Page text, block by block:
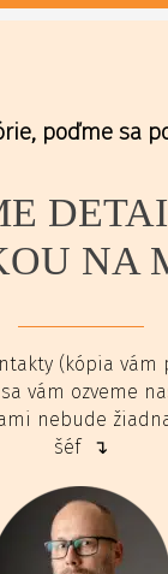
poďme sa
NA
(kópia
vám ozveme
nebude
šéf ↴